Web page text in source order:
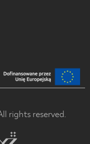
rights reserved.